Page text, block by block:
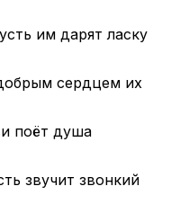
им дарят ласку
сердцем их
поёт душа
звучит звонкий